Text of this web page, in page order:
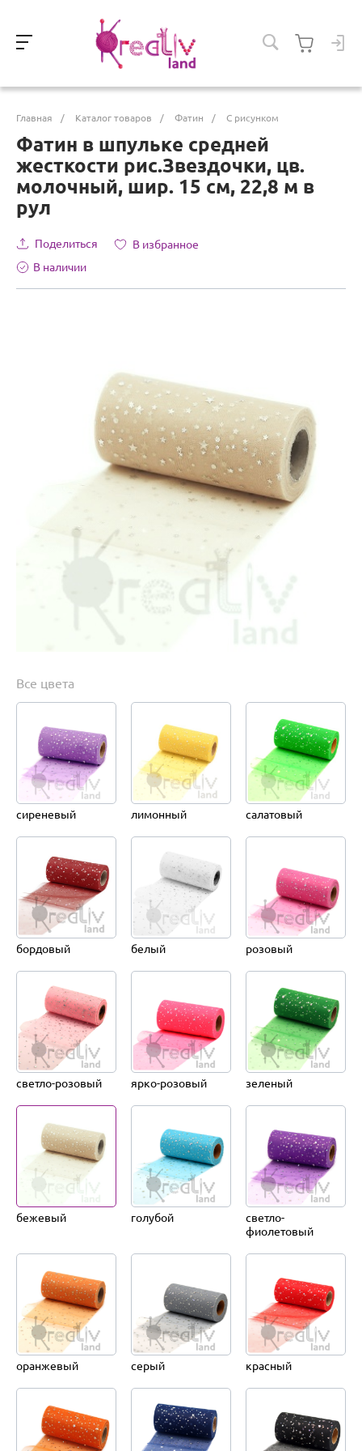
Главная / Каталог товаров / Фатин / С рисунком
Фатин в шпульке средней
жесткости рис.Звездочки, цв.
молочный, шир. 15 см, 22,8 м в
рул
Поделиться
В избранное
В наличии
Все цвета
сиреневый лимонный салатовый
бордовый белый розовый
светло-розовый ярко-розовый зеленый
бежевый голубой
светло-
фиолетовый
оранжевый серый красный